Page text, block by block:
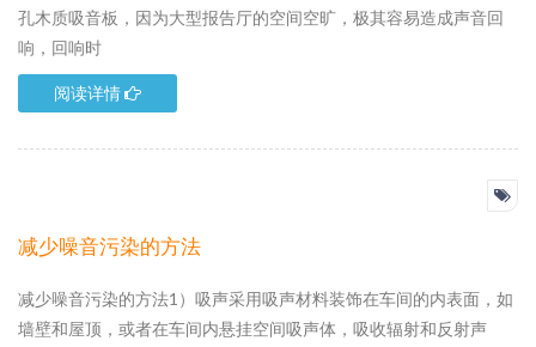
孔木质吸音板，因为大型报告厅的空间空旷，极其容易造成声音回
响，回响时
阅读详情
减少噪音污染的方法
减少噪音污染的方法1）吸声采用吸声材料装饰在车间的内表面，如
墙壁和屋顶，或者在车间内悬挂空间吸声体，吸收辐射和反射声